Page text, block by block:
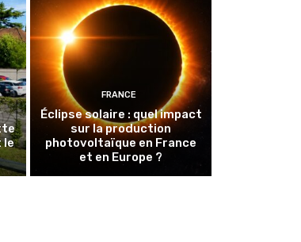
le
FRANCE
Éclipse solaire : quel impact
sur la production
photovoltaïque en France
et en Europe ?